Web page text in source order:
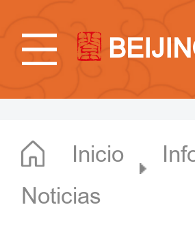
Inicio
Noticias